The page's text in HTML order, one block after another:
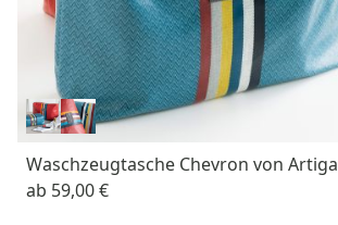
Waschzeugtasche Chevron von Artiga
ab 59,00 €